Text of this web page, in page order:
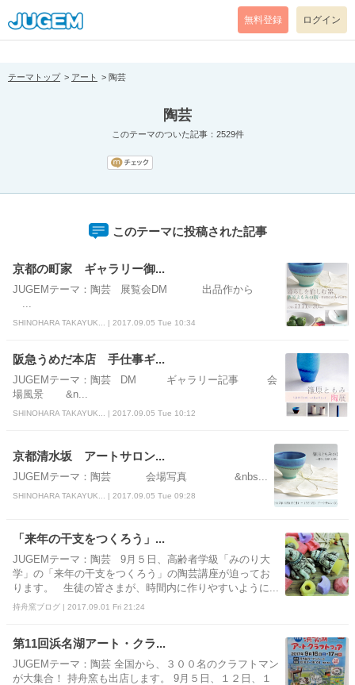
[pear_error: message="Success" code=0 mode=return level=notice
prefix="" info=""]
無料登録 ログイン
テーマトップ アート 陶芸
陶芸
このテーマのついた記事：2529件
このテーマに投稿された記事
京都の町家 ギャラリー御...
JUGEMテーマ：陶芸 展覧会DM 出品作から
SHINOHARA TAKAYUK... | 2017.09.05 Tue 10:34
阪急うめだ本店 手仕事ギ...
JUGEMテーマ：陶芸 DM ギャラリー記事 会
場風景 &n...
SHINOHARA TAKAYUK... | 2017.09.05 Tue 10:12
京都清水坂 アートサロン...
JUGEMテーマ：陶芸 会場写真 &nbs...
SHINOHARA TAKAYUK... | 2017.09.05 Tue 09:28
「来年の干支をつくろう」...
JUGEMテーマ：陶芸 9月５日、高齢者学級「みのり大
学」の「来年の干支をつくろう」の陶芸講座が迫ってお
ります。 生徒の皆さまが、時間内に作りやすいように...
持舟窯ブログ | 2017.09.01 Fri 21:24
第11回浜名湖アート・クラ...
JUGEMテーマ：陶芸 全国から、３００名のクラフトマン
が大集合！ 持舟窯も出店します。 9月５日、１２日、１